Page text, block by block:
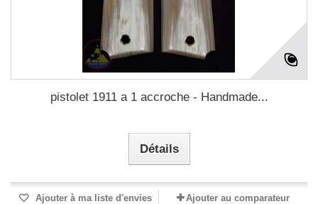
pistolet 1911 a 1 accroche - Handmade...
Détails
Ajouter à ma liste d'envies Ajouter au comparateur